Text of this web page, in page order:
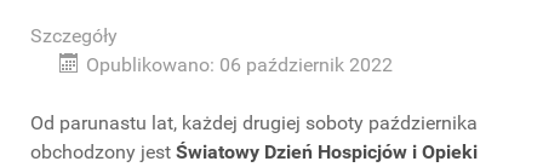
Szczegóły
Opublikowano: 06 październik 2022
Od parunastu lat, każdej drugiej soboty października
obchodzony jest Światowy Dzień Hospicjów i Opieki